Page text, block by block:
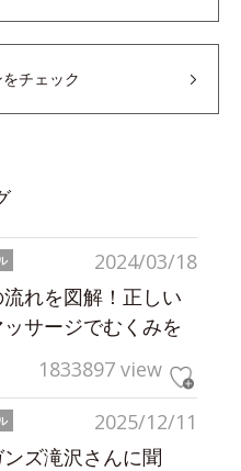
チェック
2024/03/18
流れを図解！正しい
ッサージでむくみを
1833897 view
2025/12/11
ズ滝沢さんに聞